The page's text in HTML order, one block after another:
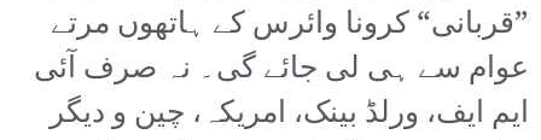
”قربانی“ کرونا وائرس کے ہاتھوں مرتے
عوام سے ہی لی جائے گی۔ نہ صرف آئی
ایم ایف، ورلڈ بینک، امریکہ، چین و دیگر